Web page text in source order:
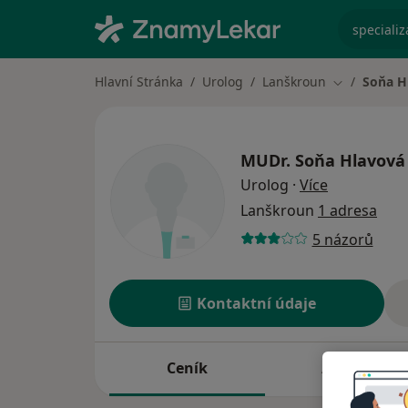
Hlavní Stránka Urolog Lanškroun ZměnaSoňa
MUDr. Soňa Hlavová
Urolog · Více
Lanškroun 1 adresa
5 názorů
Kontaktní údaje
Ceník Adresy